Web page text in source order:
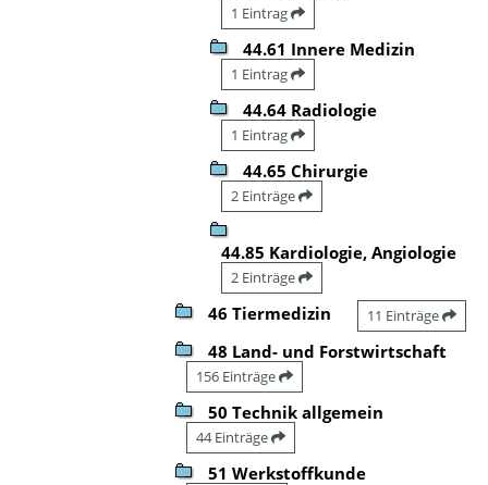
1 Eintrag
44.61 Innere Medizin
1 Eintrag
44.64 Radiologie
1 Eintrag
44.65 Chirurgie
2 Einträge
44.85 Kardiologie, Angiologie
2 Einträge
46 Tiermedizin 11 Einträge
48 Land- und Forstwirtschaft
156 Einträge
50 Technik allgemein
44 Einträge
51 Werkstoffkunde